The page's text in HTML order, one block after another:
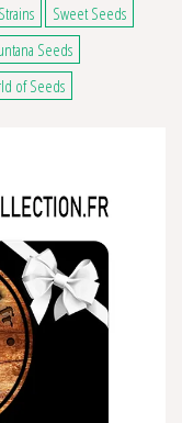
Sweet Seeds
Seeds
of Seeds